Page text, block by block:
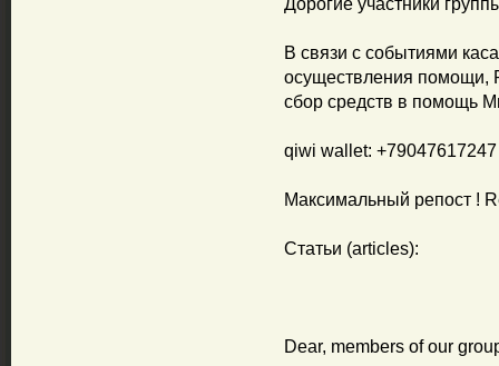
Дорогие участники
В связи с событиями
осуществления помощи,
сбор средств в помощь
qiwi wallet: +79047617247
Максимальный репост !
Статьи (articles):
Dear, members of our